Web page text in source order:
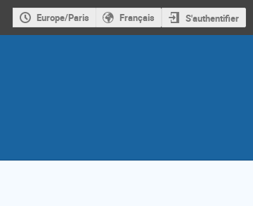
Europe/Paris Français S'authentifier